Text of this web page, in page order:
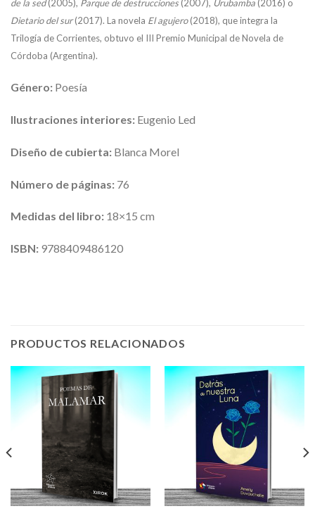
de la sed(2005), Parque de destrucciones (2007), Urubamba (2016) o
Dietario del sur(2017). La novela El agujero(2018), que integra la
Trilogía de Corrientes, obtuvo el III Premio Municipal de Novela de
Córdoba (Argentina).
Género: Poesía
Ilustraciones interiores: Eugenio Led
Diseño de cubierta: Blanca Morel
Número de páginas: 76
Medidas del libro: 18×15 cm
ISBN: 9788409486120
PRODUCTOS RELACIONADOS